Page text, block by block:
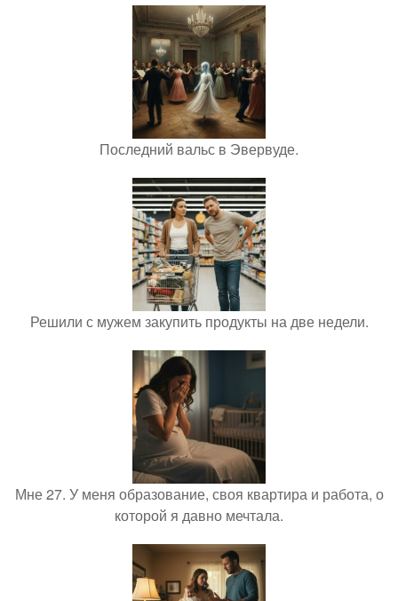
Последний вальс в Эвервуде.
Решили с мужем закупить продукты на две недели.
Мне 27. У меня образование, своя квартира и работа, о
которой я давно мечтала.